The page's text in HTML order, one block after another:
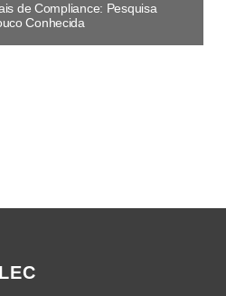
de Compliance: Pesquisa
Conhecida